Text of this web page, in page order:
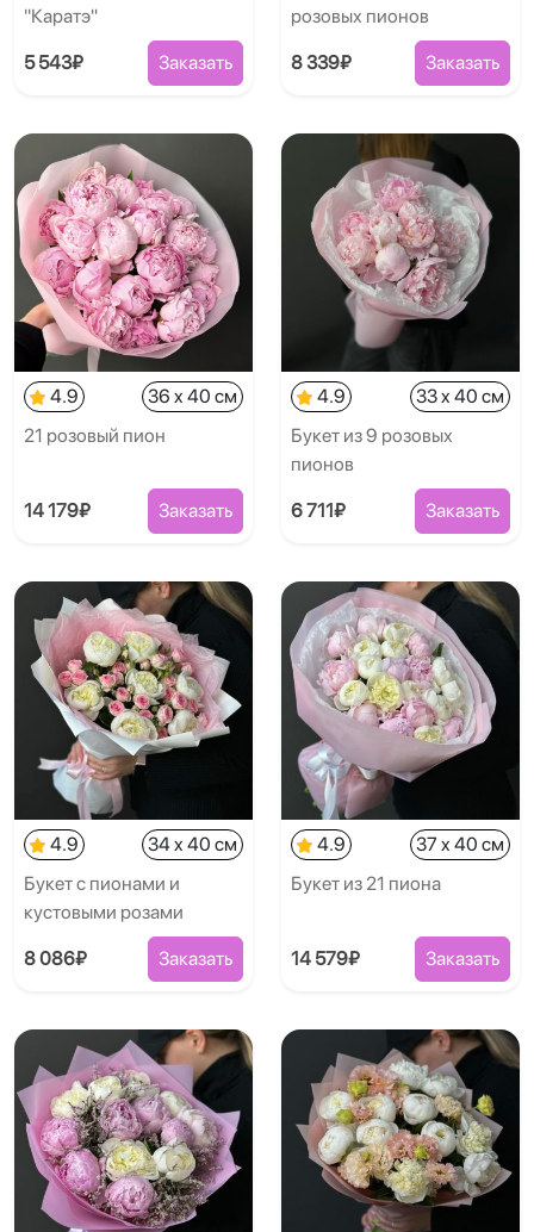
"Каратэ"
5 543₽ Заказать
розовых пионов
8 339₽ Заказать
4.9
36 x 40 см
21 розовый пион
14 179₽ Заказать
4.9
33 x 40 см
Букет из 9 розовых
пионов
6 711₽ Заказать
4.9
34 x 40 см
Букет с пионами и
кустовыми розами
8 086₽ Заказать
4.9
37 x 40 см
Букет из 21 пиона
14 579₽ Заказать